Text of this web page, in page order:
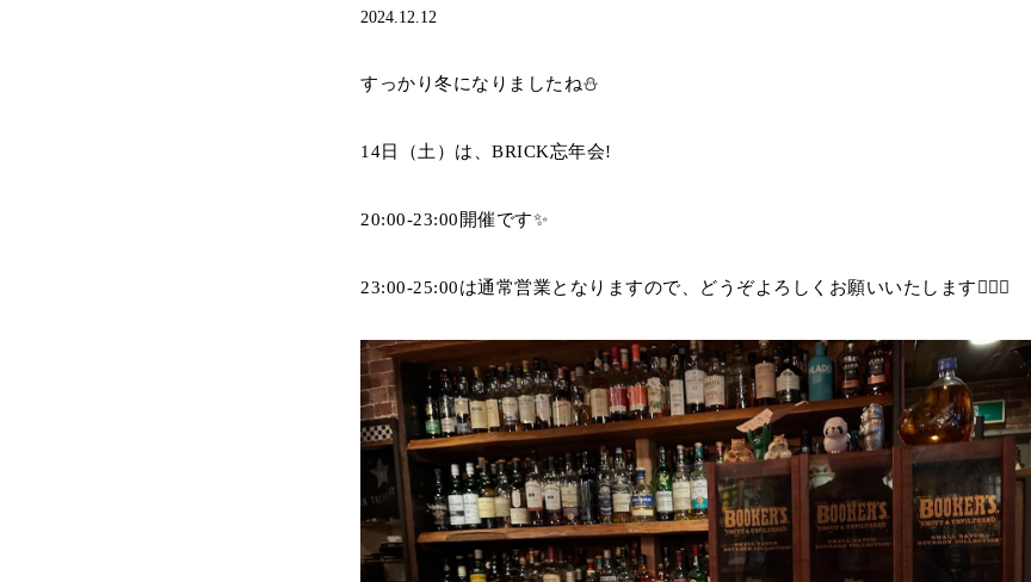
2024.12.12
すっかり冬になりましたね⛄️
14日（土）は、BRICK忘年会!
20:00-23:00開催です✨️
23:00-25:00は通常営業となりますので、どうぞよろしくお願いいたします🙇🏻‍♂️